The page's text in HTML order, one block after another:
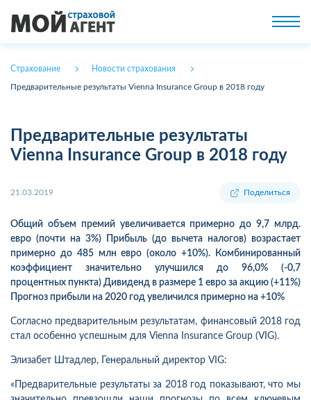
Страхование Новости страхования
Предварительные результаты Vienna Insurance Group в 2018 году
Предварительные результаты
Vienna Insurance Group в 2018 году
21.03.2019 Поделиться
Общий объем премий увеличивается примерно до 9,7 млрд.
евро (почти на 3%) Прибыль (до вычета налогов) возрастает
примерно до 485 млн евро (около +10%). Комбинированный
коэффициент значительно улучшился до 96,0% (-0,7
процентных пункта) Дивиденд в размере 1 евро за акцию (+11%)
Прогноз прибыли на 2020 год увеличился примерно на +10%
Согласно предварительным результатам, финансовый 2018 год
стал особенно успешным для Vienna Insurance Group (VIG).
Элизабет Штадлер, Генеральный директор VIG:
«Предварительные результаты за 2018 год показывают, что мы